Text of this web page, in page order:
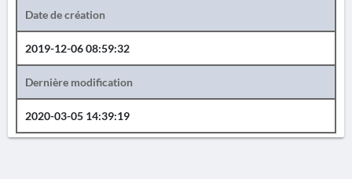
Date de création
2019-12-06 08:59:32
Dernière modification
2020-03-05 14:39:19